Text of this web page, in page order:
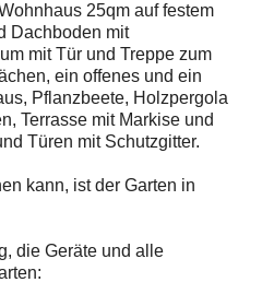
25qm auf festem
Dachboden mit
mit Tür und Treppe zum
ein offenes und ein
Pflanzbeete, Holzpergola
Terrasse mit Markise und
Türen mit Schutzgitter.
kann, ist der Garten in
die Geräte und alle